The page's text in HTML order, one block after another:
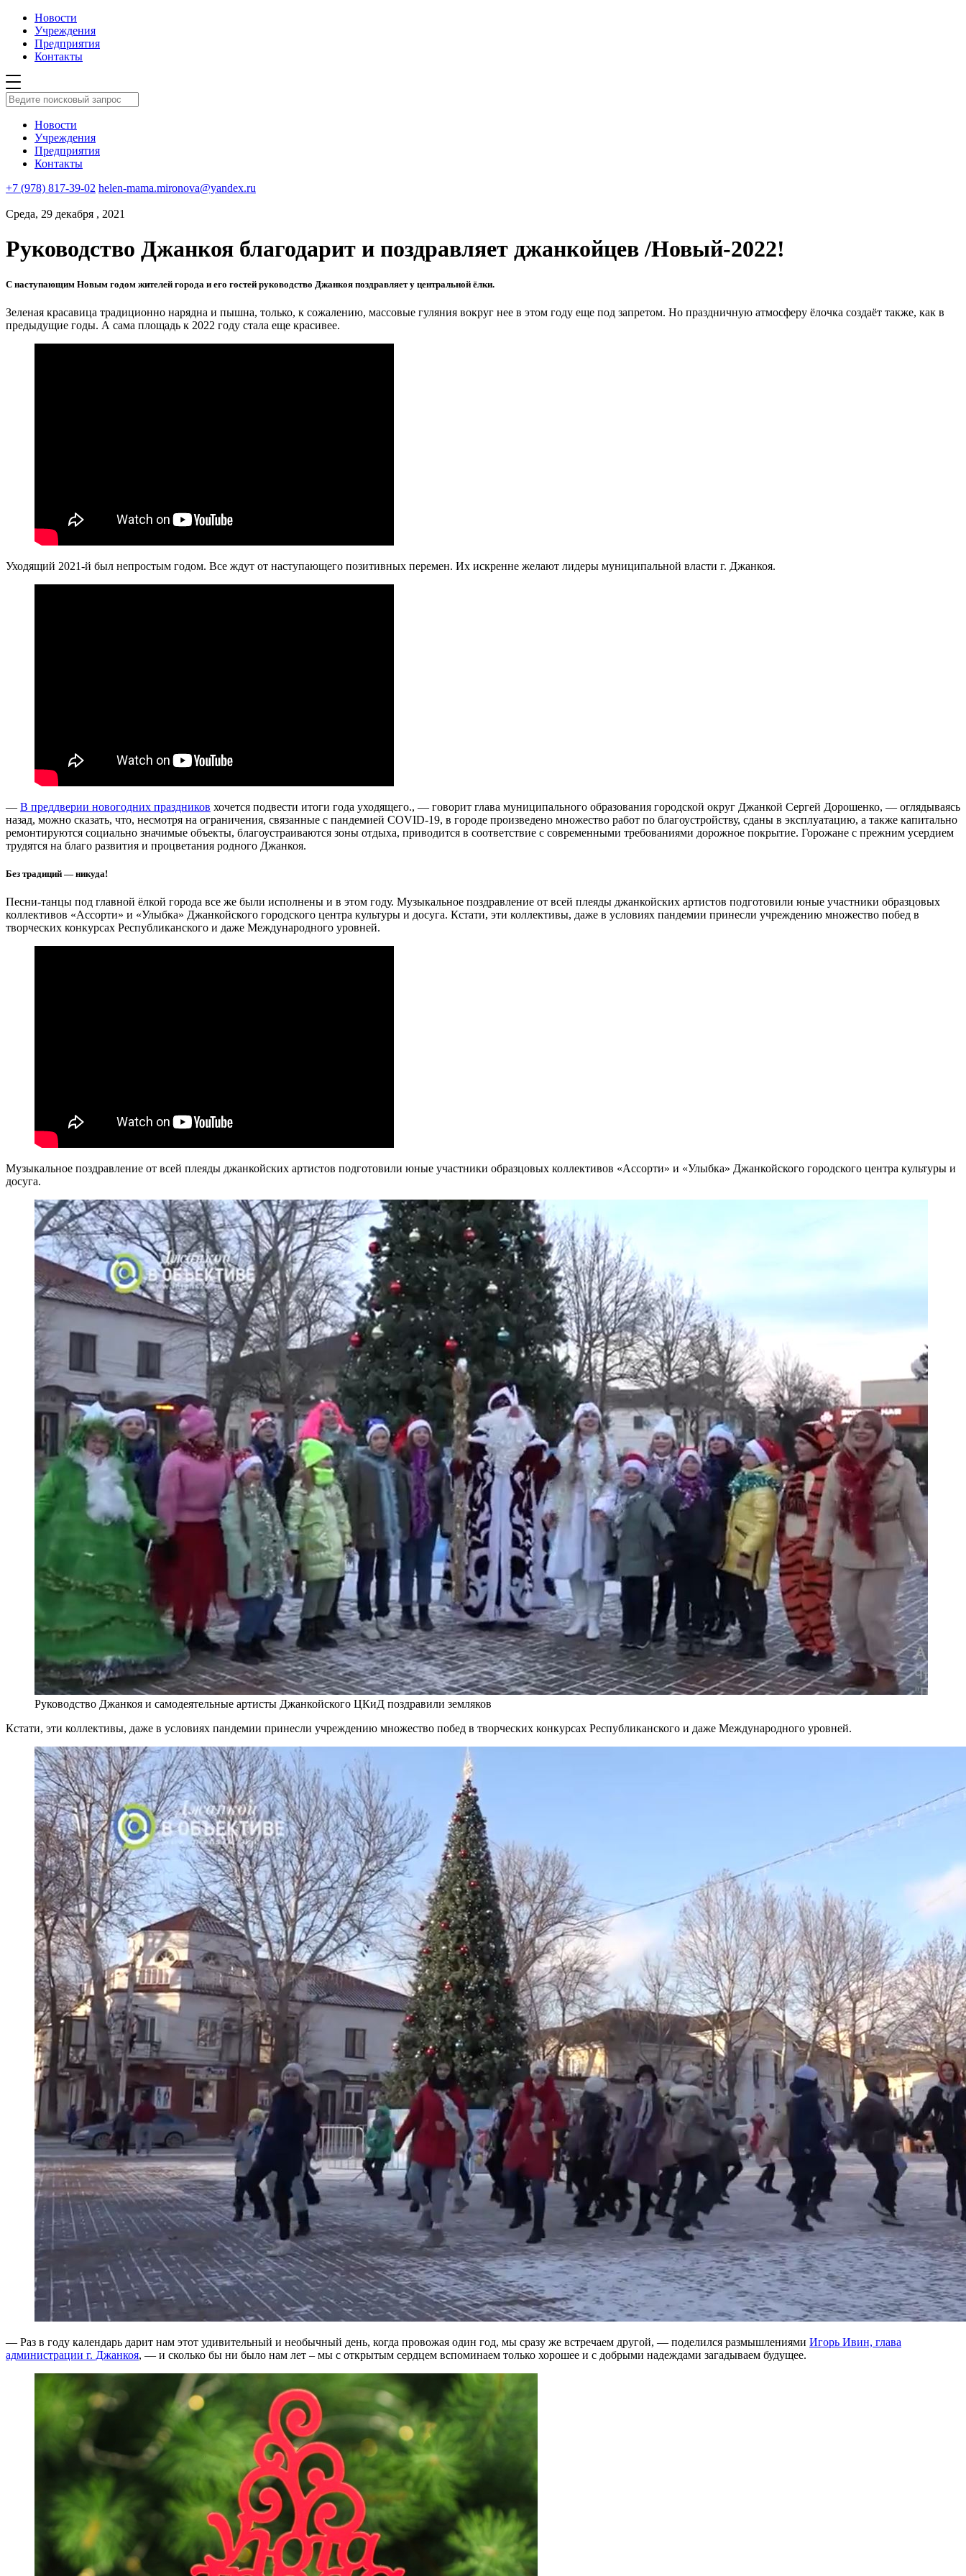
Новости
Учреждения
Предприятия
Контакты
Новости
Учреждения
Предприятия
Контакты
+7 (978) 817-39-02 helen-mama.mironova@yandex.ru
Среда, 29 декабря , 2021
Руководство Джанкоя благодарит и поздравляет джанкойцев /Новый-2022!
С наступающим Новым годом жителей города и его гостей руководство Джанкоя поздравляет у центральной ёлки.
Зеленая красавица традиционно нарядна и пышна, только, к сожалению, массовые гуляния вокруг нее в этом году еще под запретом. Но праздничную атмосферу ёлочка создаёт также, как в
предыдущие годы. А сама площадь к 2022 году стала еще красивее.
Уходящий 2021-й был непростым годом. Все ждут от наступающего позитивных перемен. Их искренне желают лидеры муниципальной власти г. Джанкоя.
— В преддверии новогодних праздников хочется подвести итоги года уходящего., — говорит глава муниципального образования городской округ Джанкой Сергей Дорошенко, — оглядываясь
назад, можно сказать, что, несмотря на ограничения, связанные с пандемией COVID-19, в городе произведено множество работ по благоустройству, сданы в эксплуатацию, а также капитально
ремонтируются социально значимые объекты, благоустраиваются зоны отдыха, приводится в соответствие с современными требованиями дорожное покрытие. Горожане с прежним усердием
трудятся на благо развития и процветания родного Джанкоя.
Без традиций — никуда!
Песни-танцы под главной ёлкой города все же были исполнены и в этом году. Музыкальное поздравление от всей плеяды джанкойских артистов подготовили юные участники образцовых
коллективов «Ассорти» и «Улыбка» Джанкойского городского центра культуры и досуга. Кстати, эти коллективы, даже в условиях пандемии принесли учреждению множество побед в
творческих конкурсах Республиканского и даже Международного уровней.
Музыкальное поздравление от всей плеяды джанкойских артистов подготовили юные участники образцовых коллективов «Ассорти» и «Улыбка» Джанкойского городского центра культуры и
досуга.
Руководство Джанкоя и самодеятельные артисты Джанкойского ЦКиД поздравили земляков
Кстати, эти коллективы, даже в условиях пандемии принесли учреждению множество побед в творческих конкурсах Республиканского и даже Международного уровней.
— Раз в году календарь дарит нам этот удивительный и необычный день, когда провожая один год, мы сразу же встречаем другой, — поделился размышлениями Игорь Ивин, глава
администрации г. Джанкоя, — и сколько бы ни было нам лет – мы с открытым сердцем вспоминаем только хорошее и с добрыми надеждами загадываем будущее.